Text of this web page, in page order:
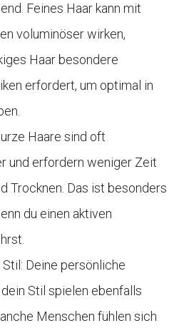
Feines Haar kann mit
voluminöser wirken,
Haar besondere
erfordert, um optimal in
Haare sind oft
und erfordern weniger Zeit
Trocknen. Das ist besonders
du einen aktiven
Deine persönliche
Stil spielen ebenfalls
Menschen fühlen sich